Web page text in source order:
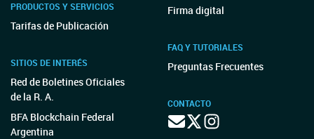
PRODUCTOS Y SERVICIOS
Tarifas de Publicación
SITIOS DE INTERÉS
Red de Boletines Oficiales
de la R. A.
BFA Blockchain Federal
Argentina
Firma digital
FAQ Y TUTORIALES
Preguntas Frecuentes
CONTACTO